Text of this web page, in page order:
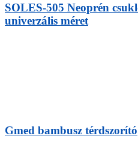
SOLES-505 Neoprén
univerzális méret
Gmed bambusz térdszorító